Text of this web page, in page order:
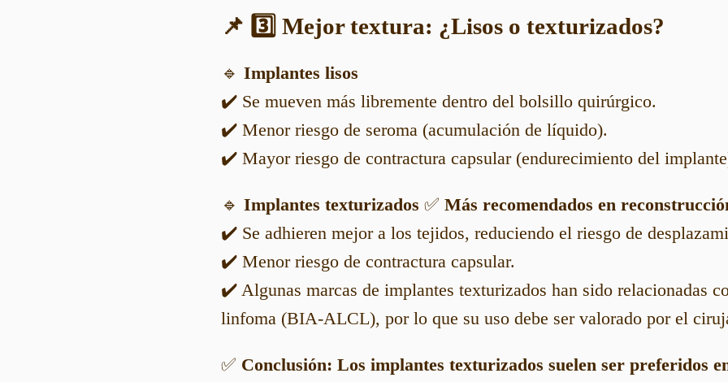
📌 3️⃣ Mejor textura: ¿Lisos o texturizados?
🔹 Implantes lisos
✔️ Se mueven más libremente dentro del bolsillo quirúrgico.
✔️ Menor riesgo de seroma (acumulación de líquido).
✔️ Mayor riesgo de contractura capsular (endurecimiento del
🔹 Implantes texturizados ✅ Más recomendados en
✔️ Se adhieren mejor a los tejidos, reduciendo el riesgo de
✔️ Menor riesgo de contractura capsular.
✔️ Algunas marcas de implantes texturizados han sido relacionadas
linfoma (BIA-ALCL), por lo que su uso debe ser valorado por el
✅ Conclusión: Los implantes texturizados suelen ser preferidos